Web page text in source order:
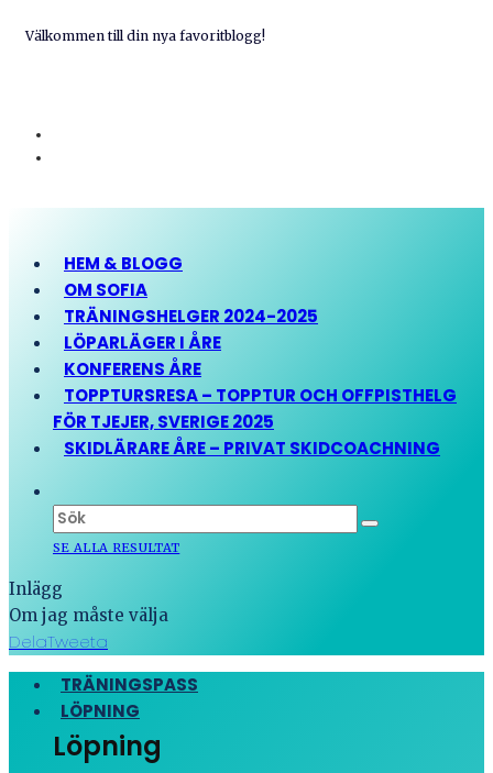
Välkommen till din nya favoritblogg!
HEM & BLOGG
OM SOFIA
TRÄNINGSHELGER 2024-2025
LÖPARLÄGER I ÅRE
KONFERENS ÅRE
TOPPTURSRESA – TOPPTUR OCH OFFPISTHELG
FÖR TJEJER, SVERIGE 2025
SKIDLÄRARE ÅRE – PRIVAT SKIDCOACHNING
SE ALLA RESULTAT
Inlägg
Om jag måste välja
DelaTweeta
TRÄNINGSPASS
LÖPNING
Löpning